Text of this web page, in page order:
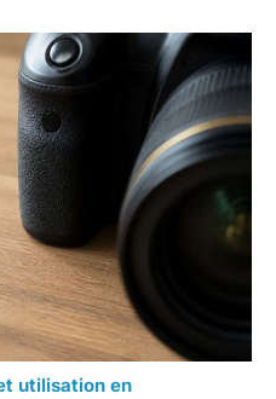
utilisation en